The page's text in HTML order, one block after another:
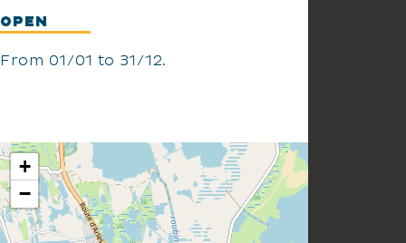
OPEN
From 01/01 to 31/12.
+
−